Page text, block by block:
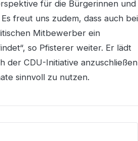
für die Bürgerinnen und
freut uns zudem, dass auch bei
Mitbewerber ein
so Pfisterer weiter. Er lädt
der CDU-Initiative anzuschließen
sinnvoll zu nutzen.